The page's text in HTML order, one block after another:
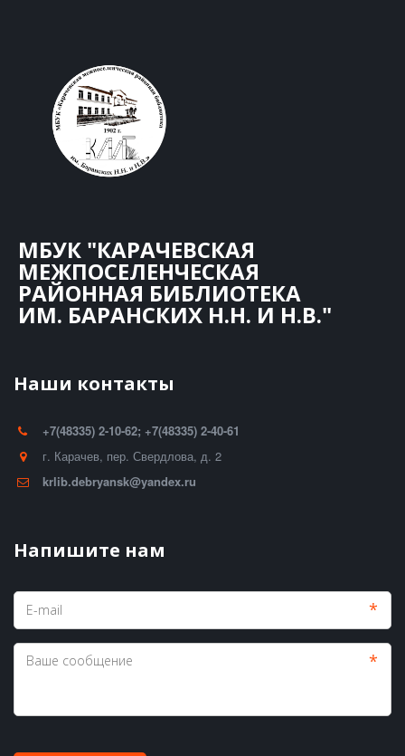
МБУК "КАРАЧЕВСКАЯ
МЕЖПОСЕЛЕНЧЕСКАЯ
РАЙОННАЯ БИБЛИОТЕКА
ИМ. БАРАНСКИХ Н.Н. И Н.В."
Наши контакты
+7(48335) 2-10-62; +7(48335) 2-40-61
г. Карачев, пер. Свердлова, д. 2
krlib.debryansk@yandex.ru
Напишите нам
*
*